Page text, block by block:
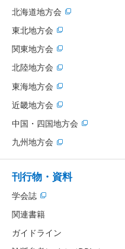
北海道地方会
東北地方会
関東地方会
北陸地方会
東海地方会
近畿地方会
中国・四国地方会
九州地方会
刊行物・資料
学会誌
関連書籍
ガイドライン